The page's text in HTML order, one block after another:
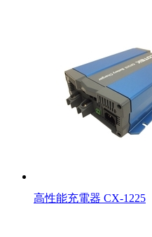
高性能充電器 CX-1225